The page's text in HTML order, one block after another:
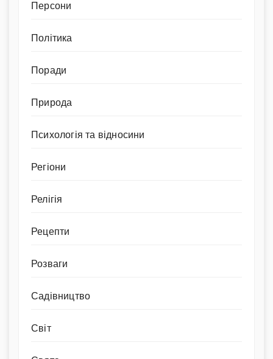
Персони
Політика
Поради
Природа
Психологія та відносини
Регіони
Релігія
Рецепти
Розваги
Садівництво
Світ